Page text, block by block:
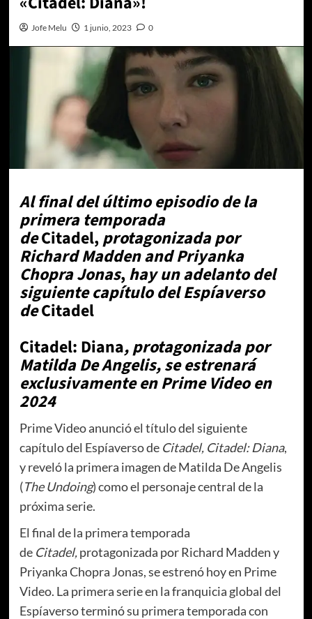
Jofe Melu 1 junio, 2023 0
Al final del último episodio de la
primera temporada
deCitadel,protagonizada por
Richard Madden and Priyanka
Chopra Jonas,hay un adelanto del
siguiente capítulo del Espíaverso
deCitadel
Citadel: Diana, protagonizada por
Matilda De Angelis, se estrenará
exclusivamente en Prime Video en
2024
Prime Video anunció el título del siguiente
capítulo del Espíaverso de Citadel, Citadel: Diana,
y reveló la primera imagen de Matilda De Angelis
(The Undoing) como el personaje central de la
próxima serie.
El final de la primera temporada
de Citadel,protagonizada por Richard Madden y
Priyanka Chopra Jonas, se estrenó hoy en Prime
Video. La primera serie en la franquicia global del
Espíaverso terminó su primera temporada con